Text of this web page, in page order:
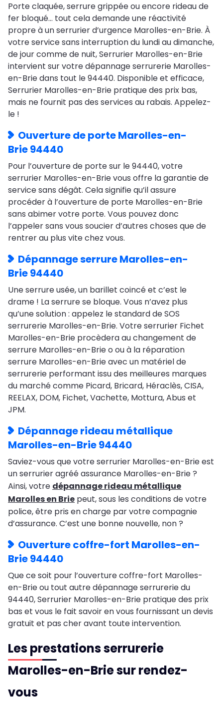
Porte claquée, serrure grippée ou encore rideau de
fer bloqué… tout cela demande une réactivité
propre à un serrurier d’urgence Marolles-en-Brie. À
votre service sans interruption du lundi au dimanche,
de jour comme de nuit, Serrurier Marolles-en-Brie
intervient sur votre dépannage serrurerie Marolles-
en-Brie dans tout le 94440. Disponible et efficace,
Serrurier Marolles-en-Brie pratique des prix bas,
mais ne fournit pas des services au rabais. Appelez-
le !
Ouverture de porte Marolles-en-
Brie 94440
Pour l’ouverture de porte sur le 94440, votre
serrurier Marolles-en-Brie vous offre la garantie de
service sans dégât. Cela signifie qu’il assure
procéder à l’ouverture de porte Marolles-en-Brie
sans abimer votre porte. Vous pouvez donc
l’appeler sans vous soucier d’autres choses que de
rentrer au plus vite chez vous.
Dépannage serrure Marolles-en-
Brie 94440
Une serrure usée, un barillet coincé et c’est le
drame ! La serrure se bloque. Vous n’avez plus
qu’une solution : appelez le standard de SOS
serrurerie Marolles-en-Brie. Votre serrurier Fichet
Marolles-en-Brie procèdera au changement de
serrure Marolles-en-Brie o ou à la réparation
serrure Marolles-en-Brie avec un matériel de
serrurerie performant issu des meilleures marques
du marché comme Picard, Bricard, Héraclès, CISA,
REELAX, DOM, Fichet, Vachette, Mottura, Abus et
JPM.
Dépannage rideau métallique
Marolles-en-Brie 94440
Saviez-vous que votre serrurier Marolles-en-Brie est
un serrurier agréé assurance Marolles-en-Brie ?
Ainsi, votre dépannage rideau métallique
Marolles en Brie peut, sous les conditions de votre
police, être pris en charge par votre compagnie
d’assurance. C’est une bonne nouvelle, non ?
Ouverture coffre-fort Marolles-en-
Brie 94440
Que ce soit pour l’ouverture coffre-fort Marolles-
en-Brie ou tout autre dépannage serrurerie du
94440, Serrurier Marolles-en-Brie pratique des prix
bas et vous le fait savoir en vous fournissant un devis
gratuit et pas cher avant toute intervention.
Les prestations serrurerie
Marolles-en-Brie sur rendez-
vous